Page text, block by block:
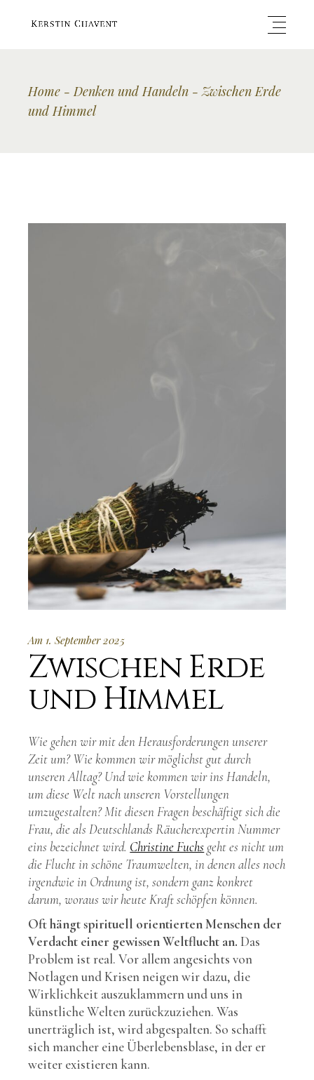
Home Denken und Handeln
Zwischen Erde
und Himmel
Am 1. September 2025
Zwischen Erde
und Himmel
Wie gehen wir mit den Herausforderungen unserer
Zeit um? Wie kommen wir möglichst gut durch
unseren Alltag? Und wie kommen wir ins Handeln,
um diese Welt nach unseren Vorstellungen
umzugestalten? Mit diesen Fragen beschäftigt sich die
Frau, die als Deutschlands Räucherexpertin Nummer
eins bezeichnet wird. Christine Fuchs geht es nicht um
die Flucht in schöne Traumwelten, in denen alles noch
irgendwie in Ordnung ist, sondern ganz konkret
darum, woraus wir heute Kraft schöpfen können.
Oft hängt spirituell orientierten Menschen der
Verdacht einer gewissen Weltflucht an.Das
Problem ist real. Vor allem angesichts von
Notlagen und Krisen neigen wir dazu, die
Wirklichkeit auszuklammern und uns in
künstliche Welten zurückzuziehen. Was
unerträglich ist, wird abgespalten. So schafft
sich mancher eine Überlebensblase, in der er
weiter existieren kann.